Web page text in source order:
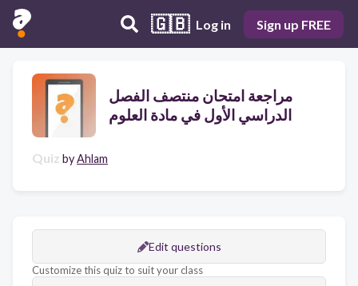
🇬🇧 Log in Sign up FREE
مراجعة امتحان منتصف الفصل
الدراسي الأول في مادة العلوم
Quiz byAhlam
Edit questions
Customize this quiz to suit your class